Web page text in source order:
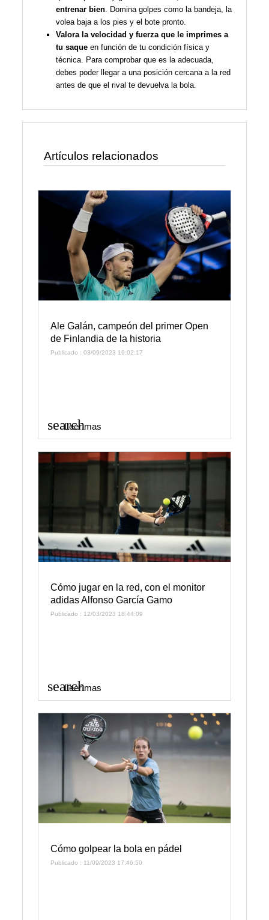
entrenar bien. Domina golpes como la bandeja, la
volea baja a los pies y el bote pronto.
Valora la velocidad y fuerza que le imprimes a
tu saque en función de tu condición física y
técnica. Para comprobar que es la adecuada,
debes poder llegar a una posición cercana a la red
antes de que el rival te devuelva la bola.
Artículos relacionados
Ale Galán, campeón del primer Open
de Finlandia de la historia
Publicado : 03/09/2023 19:02:17
search
Leer mas
Cómo jugar en la red, con el monitor
adidas Alfonso García Gamo
Publicado : 12/03/2023 18:44:09
search
Leer mas
Cómo golpear la bola en pádel
Publicado : 11/09/2023 17:46:50